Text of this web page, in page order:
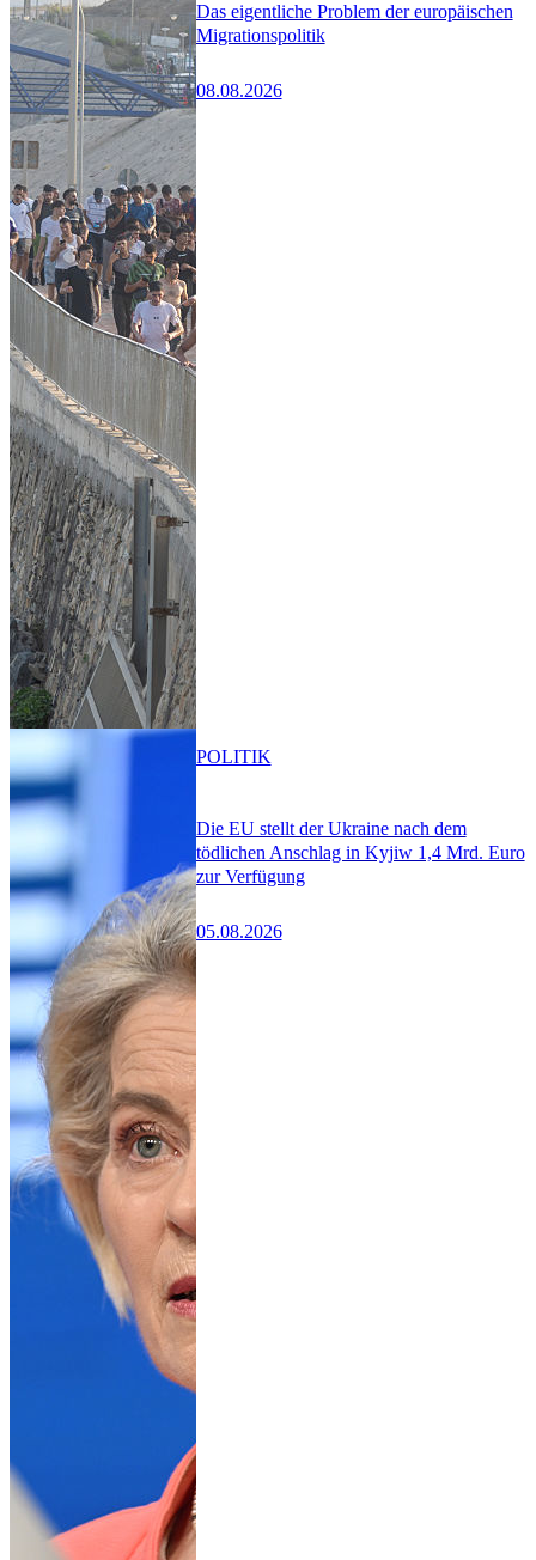
Das eigentliche Problem der europäischen
Migrationspolitik
08.08.2026
Die EU stellt der Ukraine nach dem
tödlichen Anschlag in Kyjiw 1,4 Mrd. Euro
zur Verfügung
05.08.2026
POLITIK